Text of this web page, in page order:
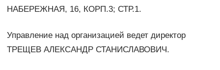
НАБЕРЕЖНАЯ, 16, КОРП.3; СТР.1.
Управление над организацией ведет директор
ТРЕЩЕВ АЛЕКСАНДР СТАНИСЛАВОВИЧ.